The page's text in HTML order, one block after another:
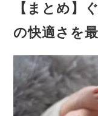
【まとめ】
の快適さを